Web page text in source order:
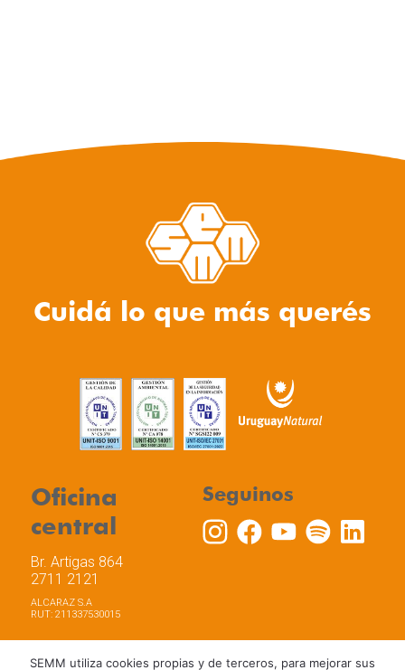
Cuidá lo que más querés
Oficina
central
Br. Artigas 864
2711 2121
ALCARAZ S.A
RUT: 211337530015
Seguinos
SEMM utiliza cookies propias y de terceros, para mejorar sus